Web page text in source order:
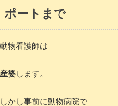
ポートまで
動物看護師は
産婆します。
しかし事前に動物病院で